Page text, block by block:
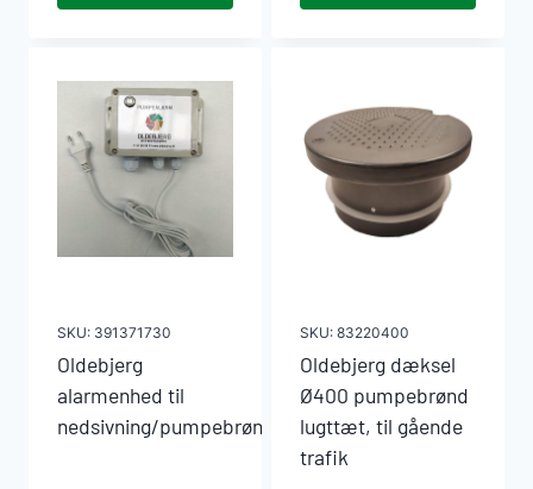
SKU: 391371730
Oldebjerg
alarmenhed til
nedsivning/pumpebrønde
SKU: 83220400
Oldebjerg dæksel
Ø400 pumpebrønd
lugttæt, til gående
trafik